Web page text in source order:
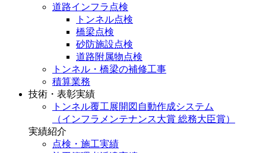
道路インフラ点検
トンネル点検
橋梁点検
砂防施設点検
道路附属物点検
トンネル・橋梁の補修工事
積算業務
技術・表彰実績
トンネル覆工展開図自動作成システム
（インフラメンテナンス大賞 総務大臣賞）
実績紹介
点検・施工実績